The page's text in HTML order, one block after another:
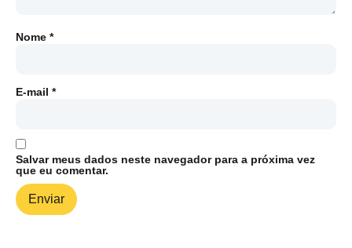
Nome *
E-mail *
Salvar meus dados neste navegador para a próxima vez
que eu comentar.